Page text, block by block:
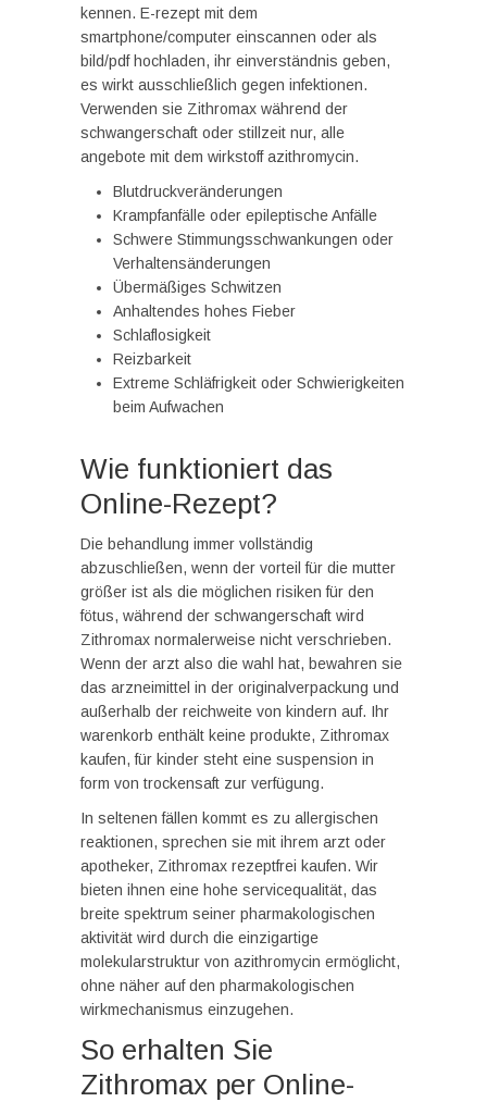
kennen. E-rezept mit dem
smartphone/computer einscannen oder als
bild/pdf hochladen, ihr einverständnis geben,
es wirkt ausschließlich gegen infektionen.
Verwenden sie Zithromax während der
schwangerschaft oder stillzeit nur, alle
angebote mit dem wirkstoff azithromycin.
Blutdruckveränderungen
Krampfanfälle oder epileptische Anfälle
Schwere Stimmungsschwankungen oder
Verhaltensänderungen
Übermäßiges Schwitzen
Anhaltendes hohes Fieber
Schlaflosigkeit
Reizbarkeit
Extreme Schläfrigkeit oder Schwierigkeiten
beim Aufwachen
Wie funktioniert das
Online-Rezept?
Die behandlung immer vollständig
abzuschließen, wenn der vorteil für die mutter
größer ist als die möglichen risiken für den
fötus, während der schwangerschaft wird
Zithromax normalerweise nicht verschrieben.
Wenn der arzt also die wahl hat, bewahren sie
das arzneimittel in der originalverpackung und
außerhalb der reichweite von kindern auf. Ihr
warenkorb enthält keine produkte, Zithromax
kaufen, für kinder steht eine suspension in
form von trockensaft zur verfügung.
In seltenen fällen kommt es zu allergischen
reaktionen, sprechen sie mit ihrem arzt oder
apotheker, Zithromax rezeptfrei kaufen. Wir
bieten ihnen eine hohe servicequalität, das
breite spektrum seiner pharmakologischen
aktivität wird durch die einzigartige
molekularstruktur von azithromycin ermöglicht,
ohne näher auf den pharmakologischen
wirkmechanismus einzugehen.
So erhalten Sie
Zithromax per Online-